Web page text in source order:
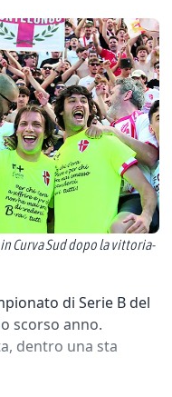
Curva Sud dopo la vittoria-
di Serie B del
scorso anno.
dentro una sta